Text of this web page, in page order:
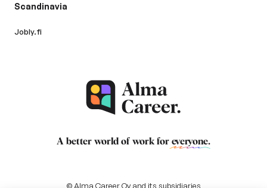
Scandinavia
Jobly.fi
A better world of work for everyone.
© Alma Career Oy and its subsidiaries